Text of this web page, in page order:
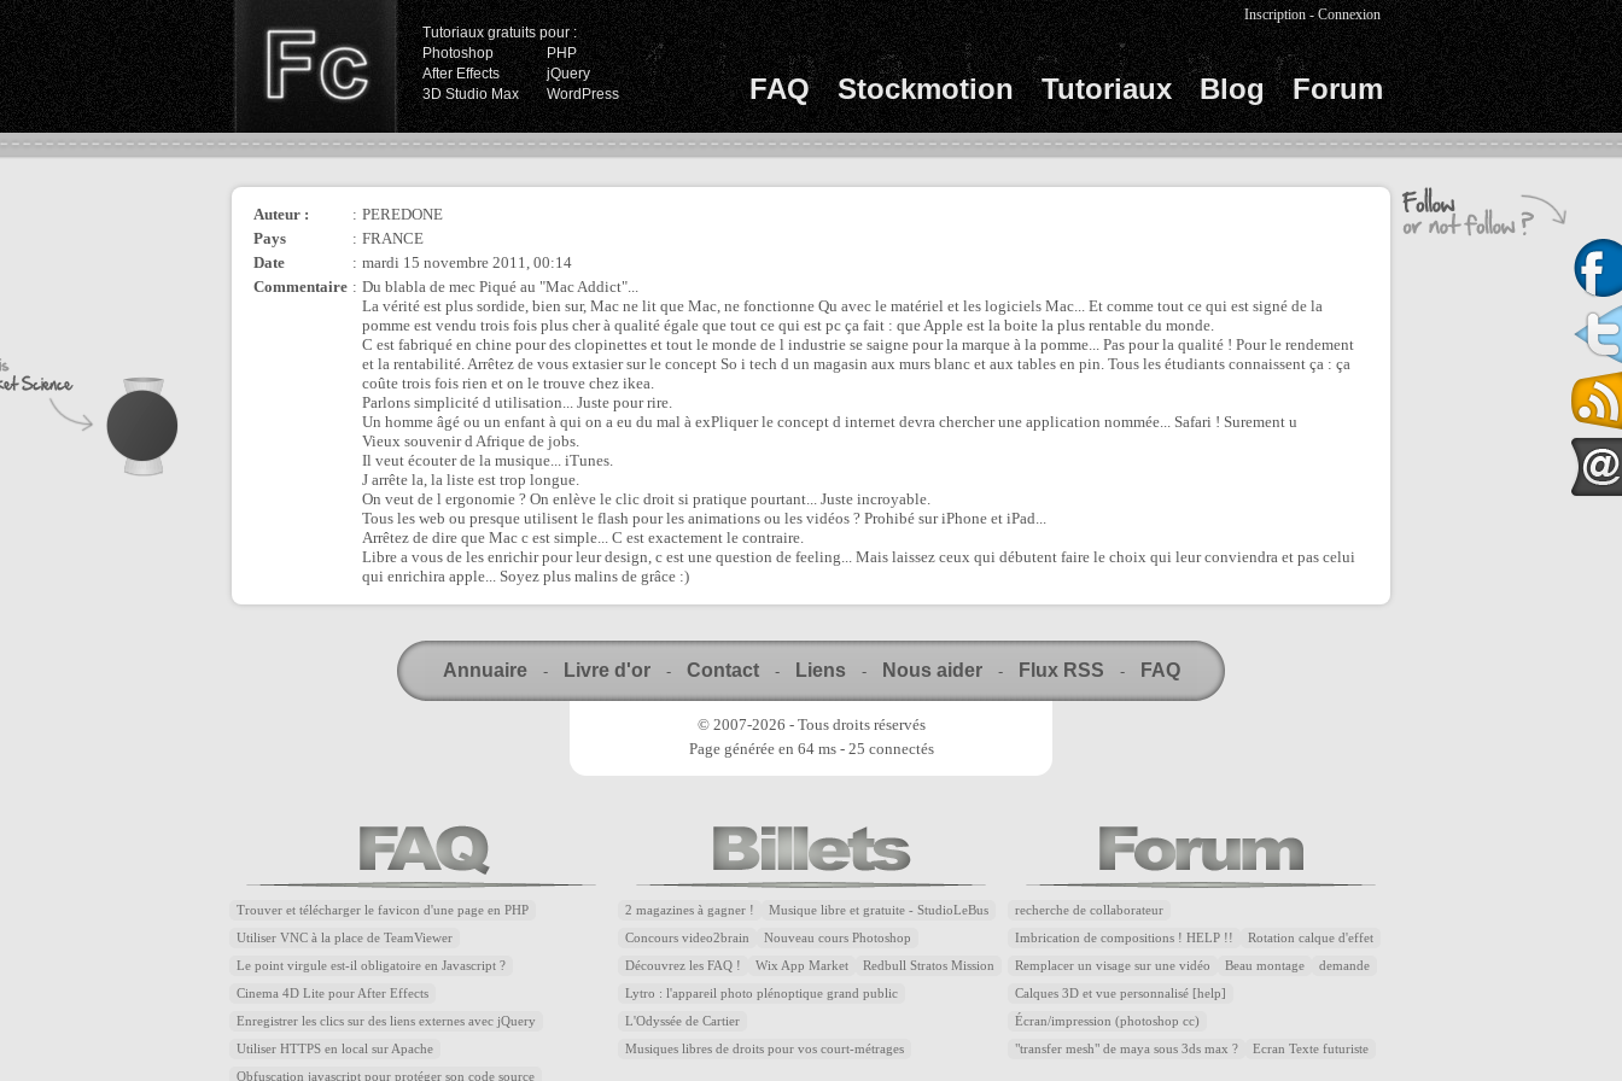
Tutoriaux gratuits pour :
Photoshop
PHP
After Effects
jQuery
3D Studio Max
WordPress FAQ Stockmotion Tutoriaux Blog Forum
Inscription -Connexion
Auteur : : PEREDONE
Pays
: FRANCE
Date
: mardi 15 novembre 2011, 00:14
Commentaire : Du blabla de mec Piqué au "Mac Addict"...
La vérité est plus sordide, bien sur, Mac ne lit que Mac, ne fonctionne Qu avec le matériel et les logiciels Mac... Et comme tout ce qui est signé de la
pomme est vendu trois fois plus cher à qualité égale que tout ce qui est pc ça fait : que Apple est la boite la plus rentable du monde.
C est fabriqué en chine pour des clopinettes et tout le monde de l industrie se saigne pour la marque à la pomme... Pas pour la qualité ! Pour le rendement
et la rentabilité. Arrêtez de vous extasier sur le concept So i tech d un magasin aux murs blanc et aux tables en pin. Tous les étudiants connaissent ça : ça
coûte trois fois rien et on le trouve chez ikea.
Parlons simplicité d utilisation... Juste pour rire.
Un homme âgé ou un enfant à qui on a eu du mal à exPliquer le concept d internet devra chercher une application nommée... Safari ! Surement u
Vieux souvenir d Afrique de jobs.
Il veut écouter de la musique... iTunes.
J arrête la, la liste est trop longue.
On veut de l ergonomie ? On enlève le clic droit si pratique pourtant... Juste incroyable.
Tous les web ou presque utilisent le flash pour les animations ou les vidéos ? Prohibé sur iPhone et iPad...
Arrêtez de dire que Mac c est simple... C est exactement le contraire.
Libre a vous de les enrichir pour leur design, c est une question de feeling... Mais laissez ceux qui débutent faire le choix qui leur conviendra et pas celui
qui enrichira apple... Soyez plus malins de grâce :)
Annuaire - Livre d'or - Contact - Liens - Nous aider - Flux RSS - FAQ
© 2007-2026 - Tous droits réservés
Page générée en 64 ms - 25 connectés
Trouver et télécharger le favicon d'une page en PHP
Utiliser VNC à la place de TeamViewer
Le point virgule est-il obligatoire en Javascript ?
Cinema 4D Lite pour After Effects
Enregistrer les clics sur des liens externes avec jQuery
Utiliser HTTPS en local sur Apache
Obfuscation javascript pour protéger son code source
2 magazines à gagner ! Musique libre et gratuite - StudioLeBus
Concours video2brain Nouveau cours Photoshop
Découvrez les FAQ ! Wix App Market Redbull Stratos Mission
Lytro : l'appareil photo plénoptique grand public
L'Odyssée de Cartier
Musiques libres de droits pour vos court-métrages
recherche de collaborateur
Imbrication de compositions ! HELP !! Rotation calque d'effet
Remplacer un visage sur une vidéo Beau montage demande
Calques 3D et vue personnalisé [help]
Écran/impression (photoshop cc)
"transfer mesh" de maya sous 3ds max ? Ecran Texte futuriste